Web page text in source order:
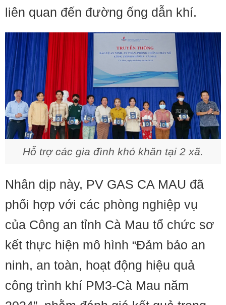
liên quan đến đường ống dẫn khí.
Hỗ trợ các gia đình khó khăn tại 2 xã.
Nhân dịp này, PV GAS CA MAU đã
phối hợp với các phòng nghiệp vụ
của Công an tỉnh Cà Mau tổ chức sơ
kết thực hiện mô hình “Đảm bảo an
ninh, an toàn, hoạt động hiệu quả
công trình khí PM3-Cà Mau năm